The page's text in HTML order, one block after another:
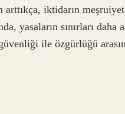
iktidarın
yasaların sınırları daha
ile özgürlüğü